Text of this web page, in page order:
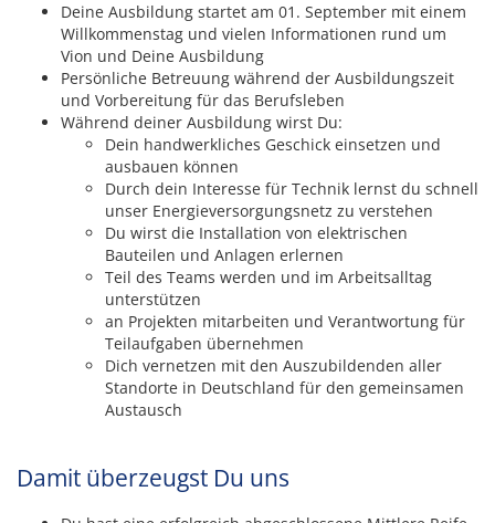
Deine Ausbildung startet am 01. September mit einem
Willkommenstag und vielen Informationen rund um
Vion und Deine Ausbildung
Persönliche Betreuung während der Ausbildungszeit
und Vorbereitung für das Berufsleben
Während deiner Ausbildung wirst Du:
Dein handwerkliches Geschick einsetzen und
ausbauen können
Durch dein Interesse für Technik lernst du schnell
unser Energieversorgungsnetz zu verstehen
Du wirst die Installation von elektrischen
Bauteilen und Anlagen erlernen
Teil des Teams werden und im Arbeitsalltag
unterstützen
an Projekten mitarbeiten und Verantwortung für
Teilaufgaben übernehmen
Dich vernetzen mit den Auszubildenden aller
Standorte in Deutschland für den gemeinsamen
Austausch
Damit überzeugst Du uns